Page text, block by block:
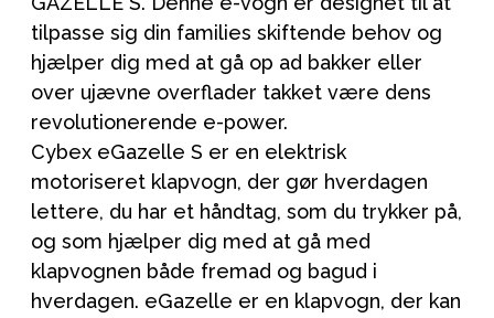
tilpasse sig din families skiftende behov og
hjælper dig med at gå op ad bakker eller
over ujævne overflader takket være dens
revolutionerende e-power.
Cybex eGazelle S er en elektrisk
motoriseret klapvogn, der gør hverdagen
lettere, du har et håndtag, som du trykker på,
og som hjælper dig med at gå med
klapvognen både fremad og bagud i
hverdagen. eGazelle er en klapvogn, der kan